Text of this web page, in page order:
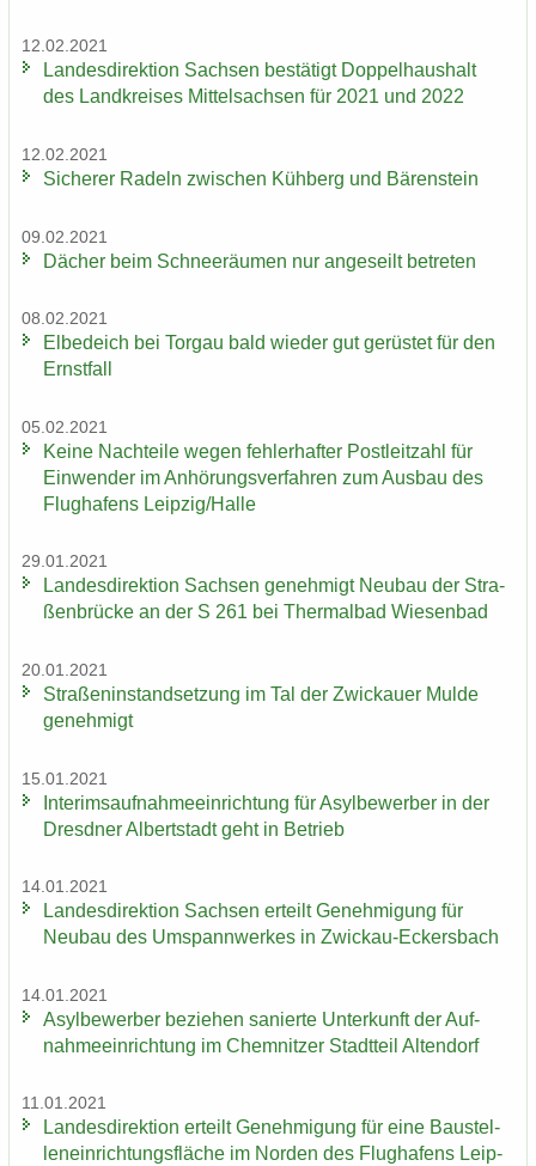
12.02.2021
Lan­des­di­rek­ti­on Sach­sen be­stä­tigt Dop­pel­haus­halt
des Land­krei­ses Mit­tel­sach­sen für 2021 und 2022
12.02.2021
Si­che­rer Ra­deln zwi­schen Küh­berg und Bä­ren­stein
09.02.2021
Dä­cher beim Schnee­räu­men nur an­ge­seilt be­tre­ten
08.02.2021
El­be­deich bei Tor­gau bald wie­der gut ge­rüs­tet für den
Ernst­fall
05.02.2021
Keine Nach­tei­le wegen feh­ler­haf­ter Post­leit­zahl für
Ein­wen­der im An­hö­rungs­ver­fah­ren zum Aus­bau des
Flug­ha­fens Leip­zig/Halle
29.01.2021
Lan­des­di­rek­ti­on Sach­sen ge­neh­migt Neu­bau der Stra­
ßen­brü­cke an der S 261 bei Ther­mal­bad Wie­sen­bad
20.01.2021
Stra­ßen­in­stand­set­zung im Tal der Zwi­ckau­er Mulde
ge­neh­migt
15.01.2021
In­te­rims­auf­nah­me­ein­rich­tung für Asyl­be­wer­ber in der
Dresd­ner Al­bert­stadt geht in Be­trieb
14.01.2021
Lan­des­di­rek­ti­on Sach­sen er­teilt Ge­neh­mi­gung für
Neu­bau des Um­spann­wer­kes in Zwickau-​Eckersbach
14.01.2021
Asyl­be­wer­ber be­zie­hen sa­nier­te Un­ter­kunft der Auf­
nah­me­ein­rich­tung im Chem­nit­zer Stadt­teil Al­ten­dorf
11.01.2021
Lan­des­di­rek­ti­on er­teilt Ge­neh­mi­gung für eine Bau­stel­
len­ein­rich­tungs­flä­che im Nor­den des Flug­ha­fens Leip­